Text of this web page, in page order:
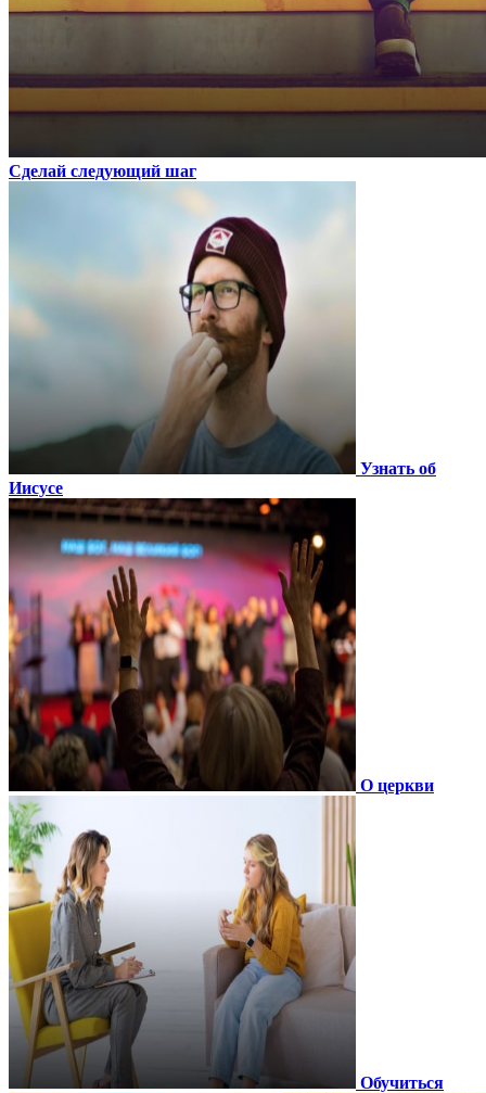
Сделай следующий шаг
Узнать об
Иисусе
О церкви
Обучиться